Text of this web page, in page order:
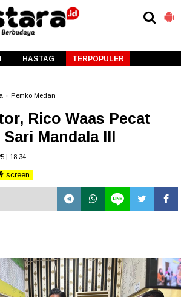
HASTAG TERPOPULER
Pemko Medan
Rico Waas Pecat
Mandala III
| 18.34
screen